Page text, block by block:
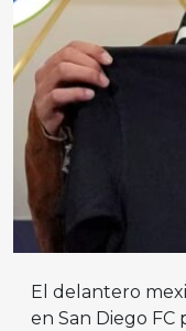
El delantero
en San Diego